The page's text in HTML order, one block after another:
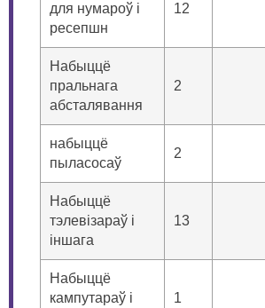
для нумароў і
ресепшн
12
Набыццё
пральнага
абсталявання
2
набыццё
пыласосаў
2
Набыццё
тэлевізараў і
іншага
13
Набыццё
кампутараў і
1